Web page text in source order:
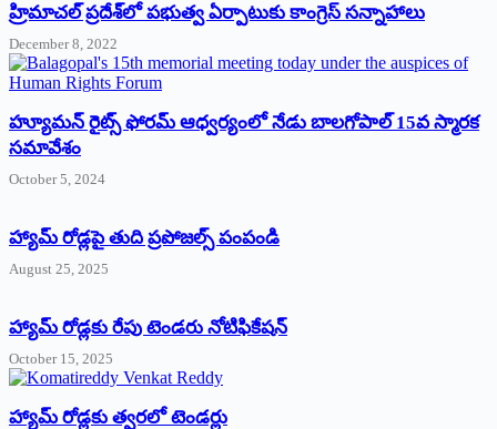
‌హ్రిమాచల్‌ ‌ప్రదేశ్‌లో పభుత్వ ఏర్పాటుకు కాంగ్రెస్‌ ‌సన్నాహాలు
December 8, 2022
హ్యూమన్‌ రైట్స్‌ ఫోరమ్‌ ఆధ్వర్యంలో నేడు బాలగోపాల్‌ 15వ స్మారక
సమావేశం
October 5, 2024
హ్యామ్‌ రోడ్లపై తుది ప్రపోజల్స్‌ పంపండి
August 25, 2025
హ్యామ్‌ రోడ్లకు రేపు టెండరు నోటిఫికేషన్‌
October 15, 2025
హ్యామ్‌ రోడ్లకు త్వరలో టెండర్లు